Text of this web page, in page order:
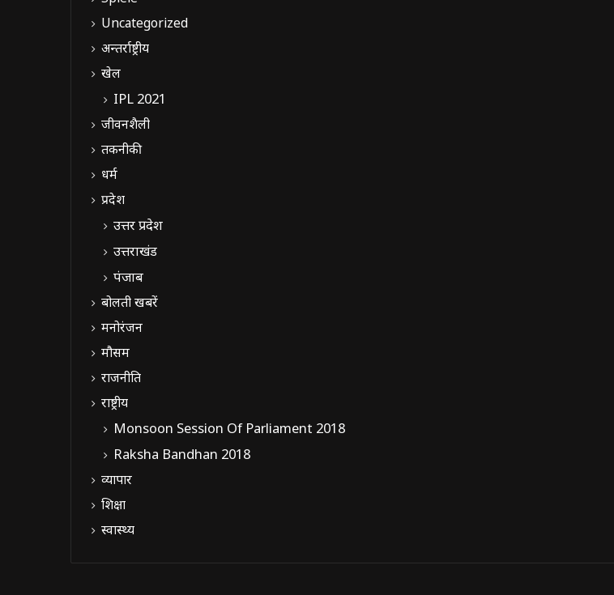
Uncategorized
अन्तर्राष्ट्रीय
खेल
IPL 2021
जीवनशैली
तकनीकी
धर्म
प्रदेश
उत्तर प्रदेश
उत्तराखंड
पंजाब
बोलती खबरें
मनोरंजन
मौसम
राजनीति
राष्ट्रीय
Monsoon Session Of Parliament 2018
Raksha Bandhan 2018
व्यापार
शिक्षा
स्वास्थ्य